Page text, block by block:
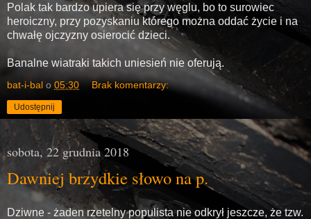
Polak tak bardzo upiera się przy węglu, bo to surowiec
heroiczny, przy pozyskaniu którego można oddać życie i na
chwałę ojczyzny osierocić dzieci.
Banalne wiatraki takich uniesień nie oferują.
bat-i-bal o 05:30 Brak komentarzy:
Udostępnij
sobota, 22 grudnia 2018
Dawniej brzydkie słowo na p.
Dziwne - żaden rzetelny populista nie odkrył jeszcze, że tzw.